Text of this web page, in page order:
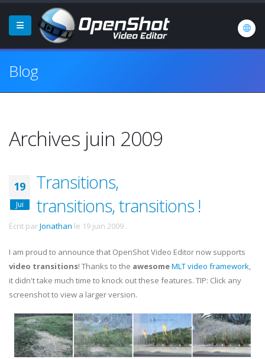
Blog
Archives juin 2009
19
Jui
Transitions,
transitions, transitions !
Écrit parJonathan le 19 juin 2009 .
I am proud to announce that OpenShot Video Editor now supports
video transitions! Thanks to the awesomeMLT video framework,
it didn't take much time to knock out these features. TIP: Click any
screenshot to view a larger version.